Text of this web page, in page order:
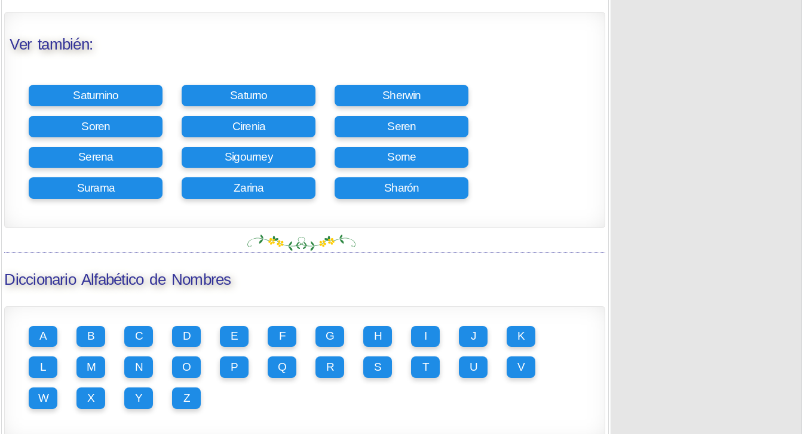
Ver también:
Saturnino Saturno Sherwin
Soren Cirenia Seren
Serena Sigourney Sorne
Surama Zarina Sharón
Diccionario Alfabético de Nombres
A B C D E F G H I J K
L M N O P Q R S T U V
W X Y Z